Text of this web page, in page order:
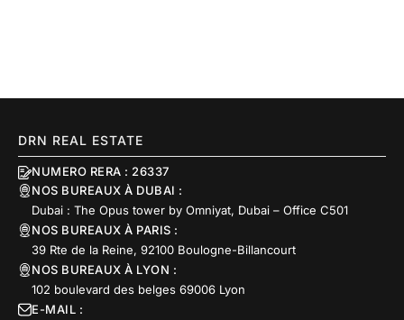
DRN REAL ESTATE
NUMERO RERA : 26337
NOS BUREAUX À DUBAI :
Dubai : The Opus tower by Omniyat, Dubai – Office C501
NOS BUREAUX À PARIS :
39 Rte de la Reine, 92100 Boulogne-Billancourt
NOS BUREAUX À LYON :
102 boulevard des belges 69006 Lyon
E-MAIL :